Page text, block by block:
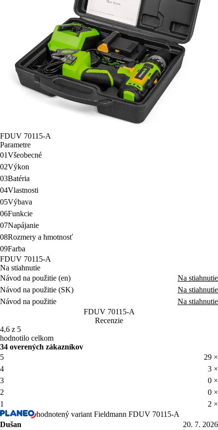
FDUV 70115-A
Parametre
01Všeobecné
02Výkon
03Batéria
04Vlastnosti
05Výbava
06Funkcie
07Napájanie
08Rozmery a hmotnosť
09Farba
FDUV 70115-A
Na stiahnutie
Návod na použitie (en)
Na stiahnutie
Návod na použitie (SK)
Na stiahnutie
Návod na použitie
Na stiahnutie
FDUV 70115-A
Recenzie
4,6 z 5
hodnotilo celkom
34 overených zákazníkov
5
29 ×
4
3 ×
3
0 ×
2
0 ×
1
2 ×
hodnotený variant Fieldmann FDUV 70115-A
Dušan
20. 7. 2026